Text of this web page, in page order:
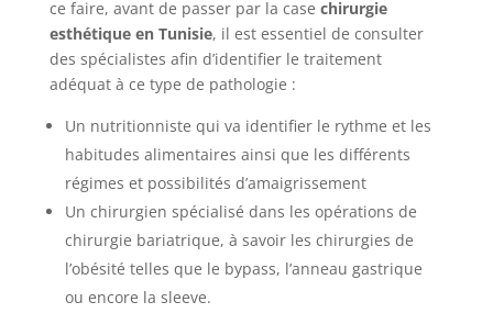
ce faire, avant de passer par la case chirurgie
esthétique en Tunisie, il est essentiel de consulter
des spécialistes afin d’identifier le traitement
adéquat à ce type de pathologie :
Un nutritionniste qui va identifier le rythme et les
habitudes alimentaires ainsi que les différents
régimes et possibilités d’amaigrissement
Un chirurgien spécialisé dans les opérations de
chirurgie bariatrique, à savoir les chirurgies de
l’obésité telles que le bypass, l’anneau gastrique
ou encore la sleeve.